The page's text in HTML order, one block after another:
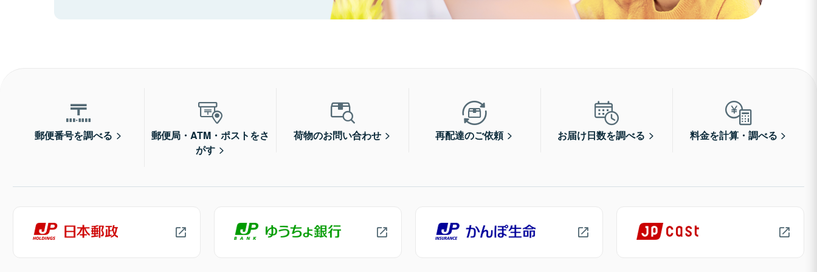
郵便番号を調べる
郵便局・ATM・ポストをさ
がす
荷物のお問い合わせ 再配達のご依頼 お届け日数を調べる 料金を計算・調べる